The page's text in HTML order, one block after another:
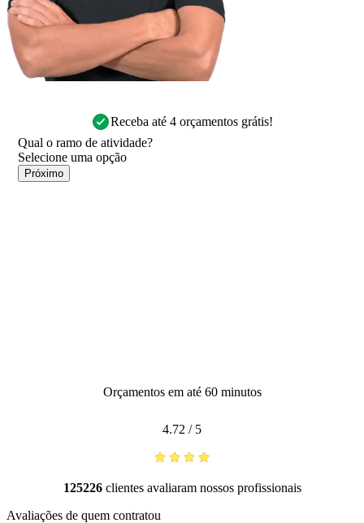
Receba até 4 orçamentos grátis!
Qual o ramo de atividade?
Próximo
Orçamentos em até 60 minutos
4.72 / 5
125226clientes avaliaram nossos profissionais
Avaliações de quem contratou